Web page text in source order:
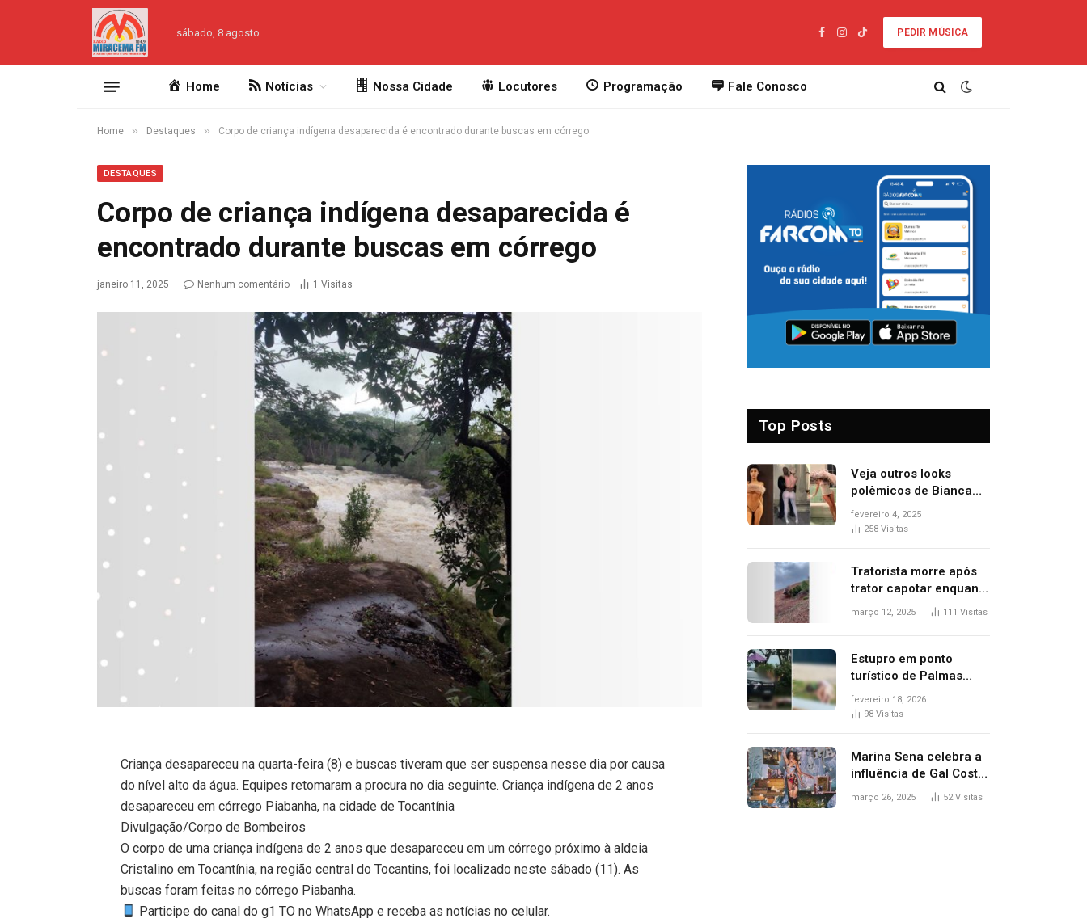
sábado, 8 agosto
Facebook
Instagram
TikTok
PEDIR MÚSICA
Home Notícias Nossa Cidade Locutores Programação Fale Conosco
Home » Destaques » Corpo de criança indígena desaparecida é encontrado durante buscas em córrego
DESTAQUES
Corpo de criança indígena desaparecida é
encontrado durante buscas em córrego
janeiro 11, 2025 Nenhum comentário 1 Visitas
Criança desapareceu na quarta-feira (8) e buscas tiveram que ser suspensa nesse dia por causa
do nível alto da água. Equipes retomaram a procura no dia seguinte. Criança indígena de 2 anos
desapareceu em córrego Piabanha, na cidade de Tocantínia
Divulgação/Corpo de Bombeiros
O corpo de uma criança indígena de 2 anos que desapareceu em um córrego próximo à aldeia
Cristalino em Tocantínia, na região central do Tocantins, foi localizado neste sábado (11). As
buscas foram feitas no córrego Piabanha.
Participe do canal do g1 TO no WhatsApp e receba as notícias no celular.
Top Posts
Veja outros looks
polêmicos de Bianca
Censori, esposa de
Kanye West que
fevereiro 4, 2025
258 Visitas
Tratorista morre após
trator capotar enquanto
removia vegetação em
março 12, 2025 111 Visitas
Estupro em ponto
turístico de Palmas
ocorreu em frente à
viatura e base de
fevereiro 18, 2026
98 Visitas
Marina Sena celebra a
influência de Gal Costa
na arte do álbum
março 26, 2025 52Visitas